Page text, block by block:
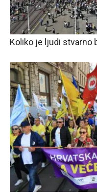
Koliko je ljudi stvarno